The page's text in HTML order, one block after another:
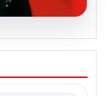
oldu